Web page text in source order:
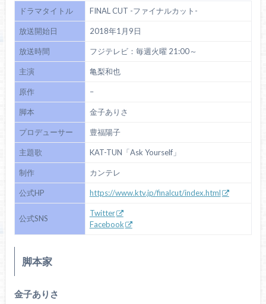
ドラマタイトル FINAL CUT -ファイナルカット-
放送開始日 2018年1月9日
放送時間 フジテレビ：毎週火曜 21:00～
主演 亀梨和也
原作 –
脚本 金子ありさ
プロデューサー 豊福陽子
主題歌 KAT-TUN「Ask Yourself」
制作 カンテレ
公式HP https://www.ktv.jp/finalcut/index.html
公式SNS
Twitter
Facebook
脚本家
金子ありさ